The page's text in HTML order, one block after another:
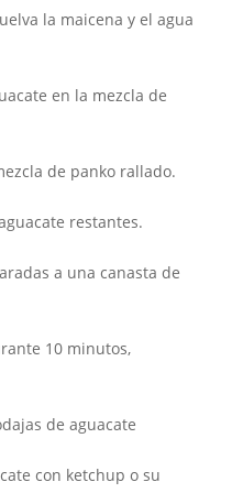
la maicena y el agua
en la mezcla de
de panko rallado.
restantes.
a una canasta de
10 minutos,
de aguacate
con ketchup o su